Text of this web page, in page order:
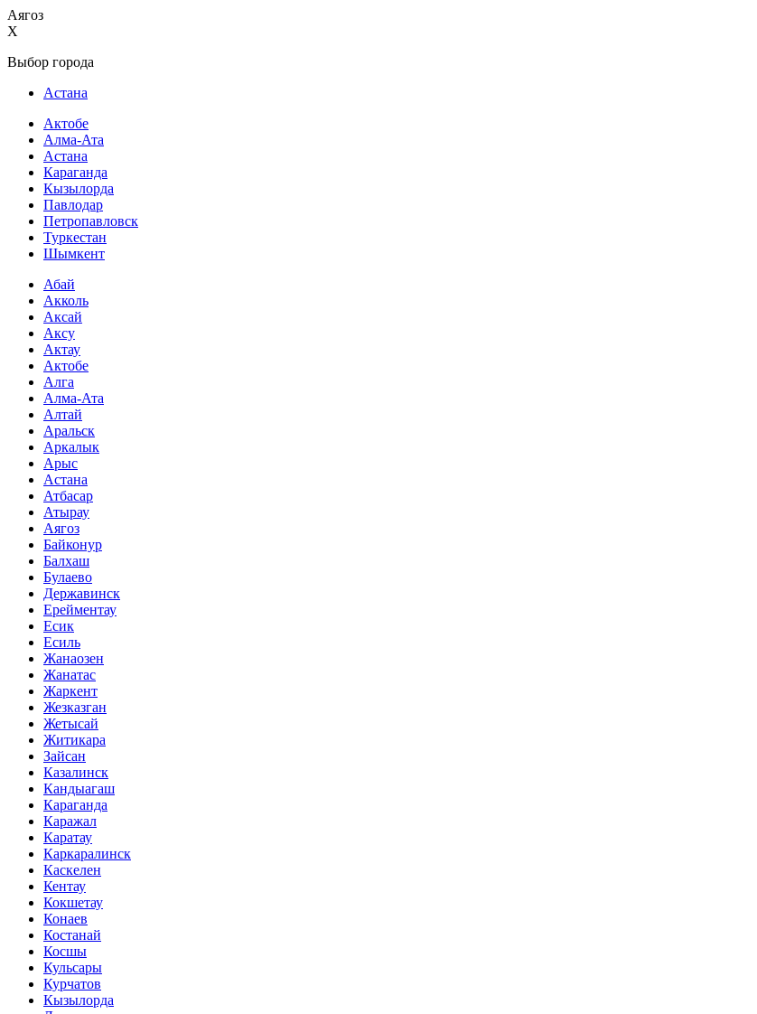
Аягоз
X
Выбор города
Астана
Актобе
Алма-Ата
Астана
Караганда
Кызылорда
Павлодар
Петропавловск
Туркестан
Шымкент
Абай
Акколь
Аксай
Аксу
Актау
Актобе
Алга
Алма-Ата
Алтай
Аральск
Аркалык
Арыс
Астана
Атбасар
Атырау
Аягоз
Байконур
Балхаш
Булаево
Державинск
Ерейментау
Есик
Есиль
Жанаозен
Жанатас
Жаркент
Жезказган
Жетысай
Житикара
Зайсан
Казалинск
Кандыагаш
Караганда
Каражал
Каратау
Каркаралинск
Каскелен
Кентау
Кокшетау
Конаев
Костанай
Косшы
Кульсары
Курчатов
Кызылорда